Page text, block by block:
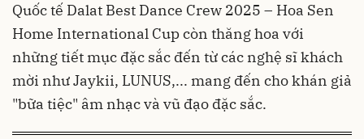
Quốc tế Dalat Best Dance Crew 2025 – Hoa Sen
Home International Cup còn thăng hoa với
những tiết mục đặc sắc đến từ các nghệ sĩ khách
mời như Jaykii, LUNUS,... mang đến cho khán giả
"bữa tiệc" âm nhạc và vũ đạo đặc sắc.